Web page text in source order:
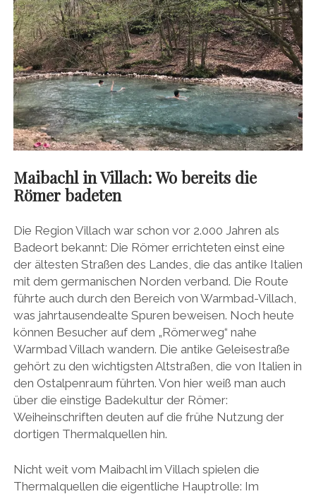
Maibachl in Villach: Wo bereits die
Römer badeten
Die Region Villach war schon vor 2.000 Jahren als
Badeort bekannt: Die Römer errichteten einst eine
der ältesten Straßen des Landes, die das antike Italien
mit dem germanischen Norden verband. Die Route
führte auch durch den Bereich von Warmbad-Villach,
was jahrtausendealte Spuren beweisen. Noch heute
können Besucher auf dem „Römerweg“ nahe
Warmbad Villach wandern. Die antike Geleisestraße
gehört zu den wichtigsten Altstraßen, die von Italien in
den Ostalpenraum führten. Von hier weiß man auch
über die einstige Badekultur der Römer:
Weiheinschriften deuten auf die frühe Nutzung der
dortigen Thermalquellen hin.
Nicht weit vom Maibachl im Villach spielen die
Thermalquellen die eigentliche Hauptrolle: Im